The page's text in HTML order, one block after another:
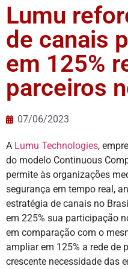
Lumu
de canais
em 125%
parceiros
07/06/2023
A Lumu Technologies,
do modelo Continuous
permite às organizações
segurança em tempo real,
estratégia de canais no
em 225% sua participação
em comparação com o
ampliar em 125% a rede de
crescente necessidade das